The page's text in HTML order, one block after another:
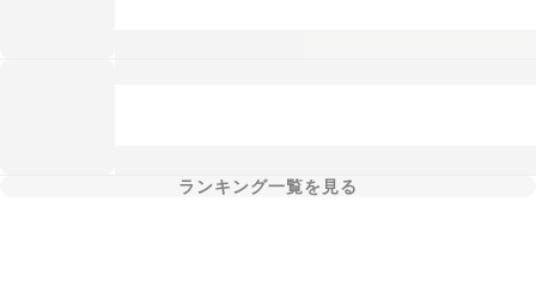
ランキング一覧を見る